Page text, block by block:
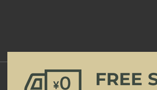
新規会員登録 ご利用規約